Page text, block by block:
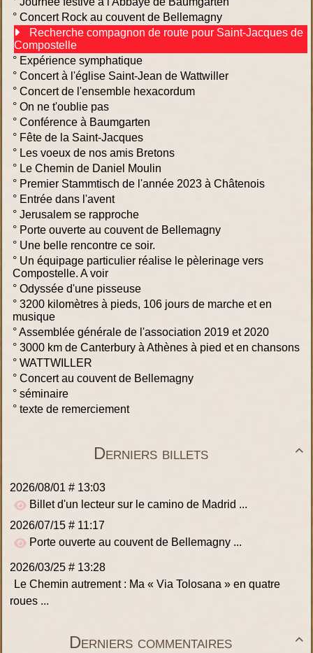
° Concert Rock au couvent de Bellemagny
Recherche compagnon de route pour Saint-Jacques de
Compostelle
° Expérience symphatique
° Concert à l'église Saint-Jean de Wattwiller
° Concert de l'ensemble hexacordum
° On ne t'oublie pas
° Conférence à Baumgarten
° Fête de la Saint-Jacques
° Les voeux de nos amis Bretons
° Le Chemin de Daniel Moulin
° Premier Stammtisch de l'année 2023 à Châtenois
° Entrée dans l'avent
° Jerusalem se rapproche
° Porte ouverte au couvent de Bellemagny
° Une belle rencontre ce soir.
° Un équipage particulier réalise le pèlerinage vers
Compostelle. A voir
° Odyssée d'une pisseuse
° 3200 kilomètres à pieds, 106 jours de marche et en
musique
°Assemblée générale de l'association 2019 et 2020
° 3000 km de Canterbury à Athènes à pied et en chansons
° WATTWILLER
° Concert au couvent de Bellemagny
° séminaire
° texte de remerciement

Derniers billets
2026/08/01 # 13:03
Billet d'un lecteur sur le camino de Madrid ...
2026/07/15 # 11:17
Porte ouverte au couvent de Bellemagny ...
2026/03/25 # 13:28
Le Chemin autrement : Ma « Via Tolosana » en quatre
roues ...

Derniers commentaires